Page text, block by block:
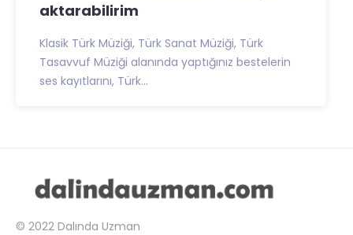
aktarabilirim
Klasik Türk Müziği, Türk Sanat Müziği, Türk
Tasavvuf Müziği alanında yaptığınız bestelerin
ses kayıtlarını, Türk...
© 2022 Dalında Uzman